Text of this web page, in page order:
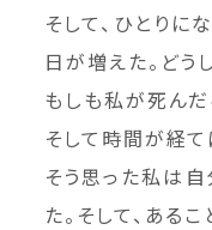
そして、ひとりに
日が増えた。どう
もしも私が死ん
そして時間が経
そう思った私は
た。そして、ある